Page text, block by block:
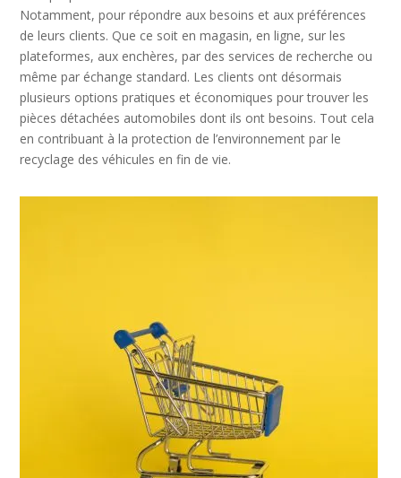
Notamment, pour répondre aux besoins et aux préférences
de leurs clients. Que ce soit en magasin, en ligne, sur les
plateformes, aux enchères, par des services de recherche ou
même par échange standard. Les clients ont désormais
plusieurs options pratiques et économiques pour trouver les
pièces détachées automobiles dont ils ont besoins. Tout cela
en contribuant à la protection de l’environnement par le
recyclage des véhicules en fin de vie.